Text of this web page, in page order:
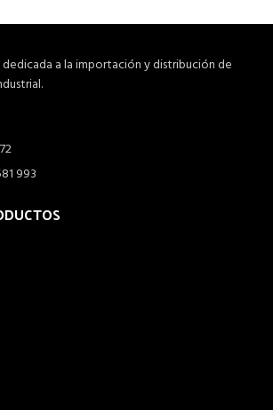
dedicada a la importación y distribución de
993